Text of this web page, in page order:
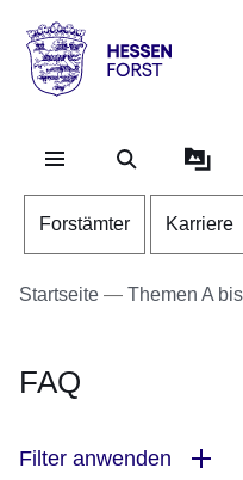
Hessen
Forst
Forstämter Karriere
Startseite Themen A
FAQ
Filter anwenden